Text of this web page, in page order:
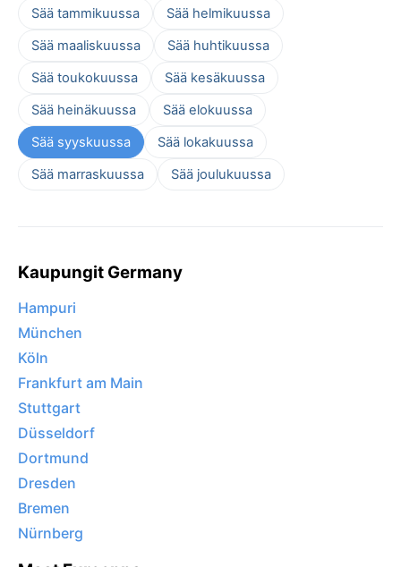
Sää tammikuussa
Sää helmikuussa
Sää maaliskuussa
Sää huhtikuussa
Sää toukokuussa
Sää kesäkuussa
Sää heinäkuussa
Sää elokuussa
Sää syyskuussa
Sää lokakuussa
Sää marraskuussa
Sää joulukuussa
Kaupungit Germany
Hampuri
München
Köln
Frankfurt am Main
Stuttgart
Düsseldorf
Dortmund
Dresden
Bremen
Nürnberg